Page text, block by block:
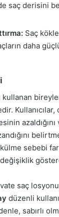
saç derisini
Saç
daha
kullanan
Kullanıcılar,
azaldığını
sebebi
saç
düzenli
sabırlı